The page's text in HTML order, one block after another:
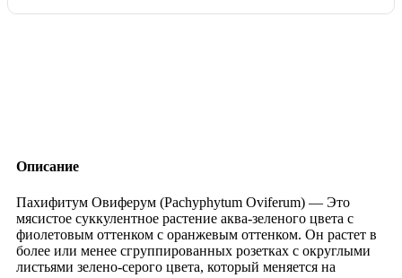
Описание
Пахифитум Овиферум (Pachyphytum Oviferum) — Это
мясистое суккулентное растение аква-зеленого цвета с
фиолетовым оттенком с оранжевым оттенком. Он растет в
более или менее сгруппированных розетках с округлыми
листьями зелено-серого цвета, который меняется на